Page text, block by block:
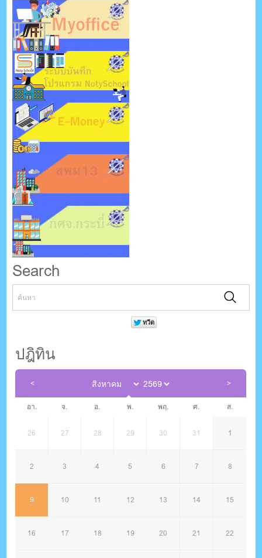
Search
ปฎิทิน
อา. จ. อ. พ. พฤ. ศ. ส.
26 27 28 29 30 31 1
2 3 4 5 6 7 8
9 10 11 12 13 14 15
16 17 18 19 20 21 22